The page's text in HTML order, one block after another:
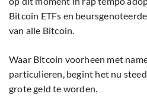
Bitcoin ETFs en
van alle Bitcoin.
Waar Bitcoin voorheen met
particulieren, begint het nu
grote geld te worden.